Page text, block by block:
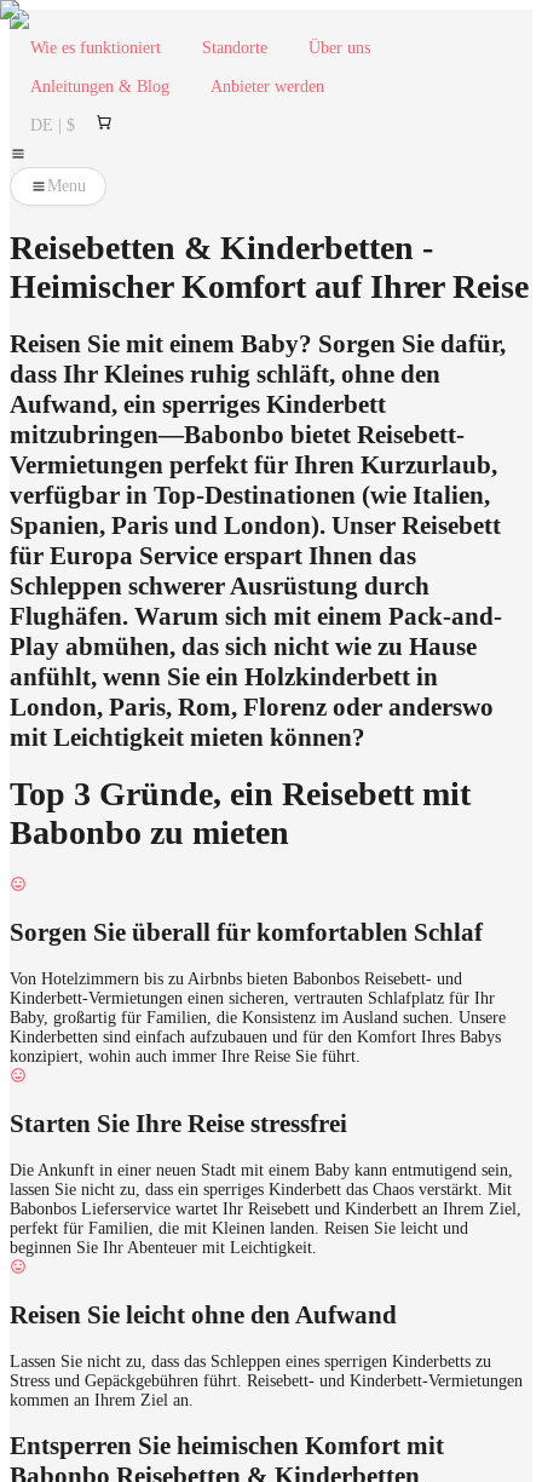
Wie es funktioniert Standorte Über uns
Anleitungen & Blog Anbieter werden
DE | $
Menu
Reisebetten & Kinderbetten -
Heimischer Komfort auf Ihrer Reise
Reisen Sie mit einem Baby? Sorgen Sie dafür,
dass Ihr Kleines ruhig schläft, ohne den
Aufwand, ein sperriges Kinderbett
mitzubringen—Babonbo bietet Reisebett-
Vermietungen perfekt für Ihren Kurzurlaub,
verfügbar in Top-Destinationen (wie Italien,
Spanien, Paris und London). Unser Reisebett
für Europa Service erspart Ihnen das
Schleppen schwerer Ausrüstung durch
Flughäfen. Warum sich mit einem Pack-and-
Play abmühen, das sich nicht wie zu Hause
anfühlt, wenn Sie ein Holzkinderbett in
London, Paris, Rom, Florenz oder anderswo
mit Leichtigkeit mieten können?
Top 3 Gründe, ein Reisebett mit
Babonbo zu mieten
Sorgen Sie überall für komfortablen Schlaf
Von Hotelzimmern bis zu Airbnbs bieten Babonbos Reisebett- und
Kinderbett-Vermietungen einen sicheren, vertrauten Schlafplatz für Ihr
Baby, großartig für Familien, die Konsistenz im Ausland suchen. Unsere
Kinderbetten sind einfach aufzubauen und für den Komfort Ihres Babys
konzipiert, wohin auch immer Ihre Reise Sie führt.
Starten Sie Ihre Reise stressfrei
Die Ankunft in einer neuen Stadt mit einem Baby kann entmutigend sein,
lassen Sie nicht zu, dass ein sperriges Kinderbett das Chaos verstärkt. Mit
Babonbos Lieferservice wartet Ihr Reisebett und Kinderbett an Ihrem Ziel,
perfekt für Familien, die mit Kleinen landen. Reisen Sie leicht und
beginnen Sie Ihr Abenteuer mit Leichtigkeit.
Reisen Sie leicht ohne den Aufwand
Lassen Sie nicht zu, dass das Schleppen eines sperrigen Kinderbetts zu
Stress und Gepäckgebühren führt. Reisebett- und Kinderbett-Vermietungen
kommen an Ihrem Ziel an.
Entsperren Sie heimischen Komfort mit
Babonbo Reisebetten & Kinderbetten